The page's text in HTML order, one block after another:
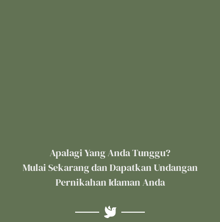
Apalagi Yang Anda Tunggu?
Mulai Sekarang dan Dapatkan Undangan
Pernikahan Idaman Anda